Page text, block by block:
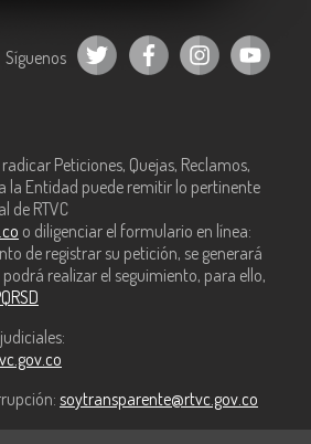
Síguenos
Peticiones, Quejas, Reclamos,
la Entidad puede remitir lo pertinente
de RTVC
o diligenciar el formulario en línea:
de registrar su petición, se generará
realizar el seguimiento, para ello,
soytransparente@rtvc.gov.co